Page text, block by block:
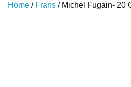
Home / Frans / Michel Fugain- 20